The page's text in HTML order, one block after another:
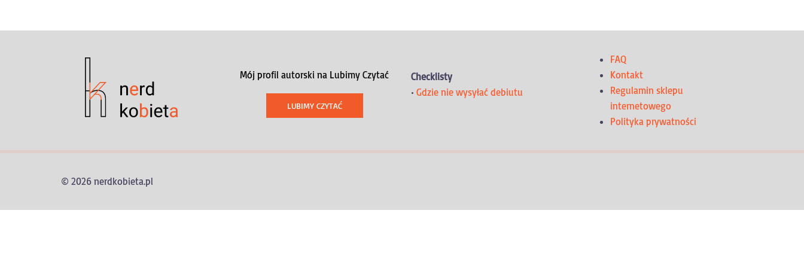
Mój profil autorski na Lubimy Czytać
LUBIMY CZYTAĆ
Checklisty
• Gdzie nie wysyłać debiutu
FAQ
Kontakt
Regulamin sklepu
internetowego
Polityka prywatności
© 2026 nerdkobieta.pl